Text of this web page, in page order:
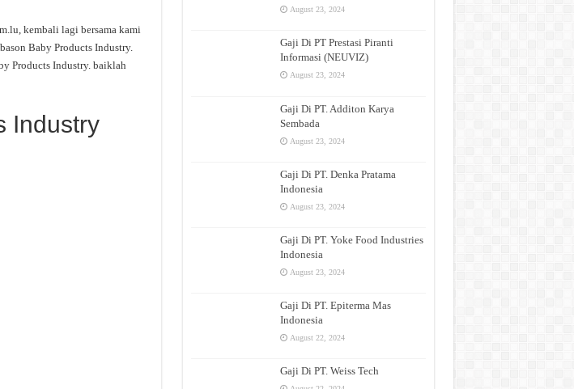
kembali lagi bersama kami
Baby Products Industry.
Products Industry. baiklah
Industry
August 23, 2024
Gaji Di PT Prestasi Piranti
Informasi (NEUVIZ)
August 23, 2024
Gaji Di PT. Additon Karya
Sembada
August 23, 2024
Gaji Di PT. Denka Pratama
Indonesia
August 23, 2024
Gaji Di PT. Yoke Food Industries
Indonesia
August 23, 2024
Gaji Di PT. Epiterma Mas
Indonesia
August 22, 2024
Gaji Di PT. Weiss Tech